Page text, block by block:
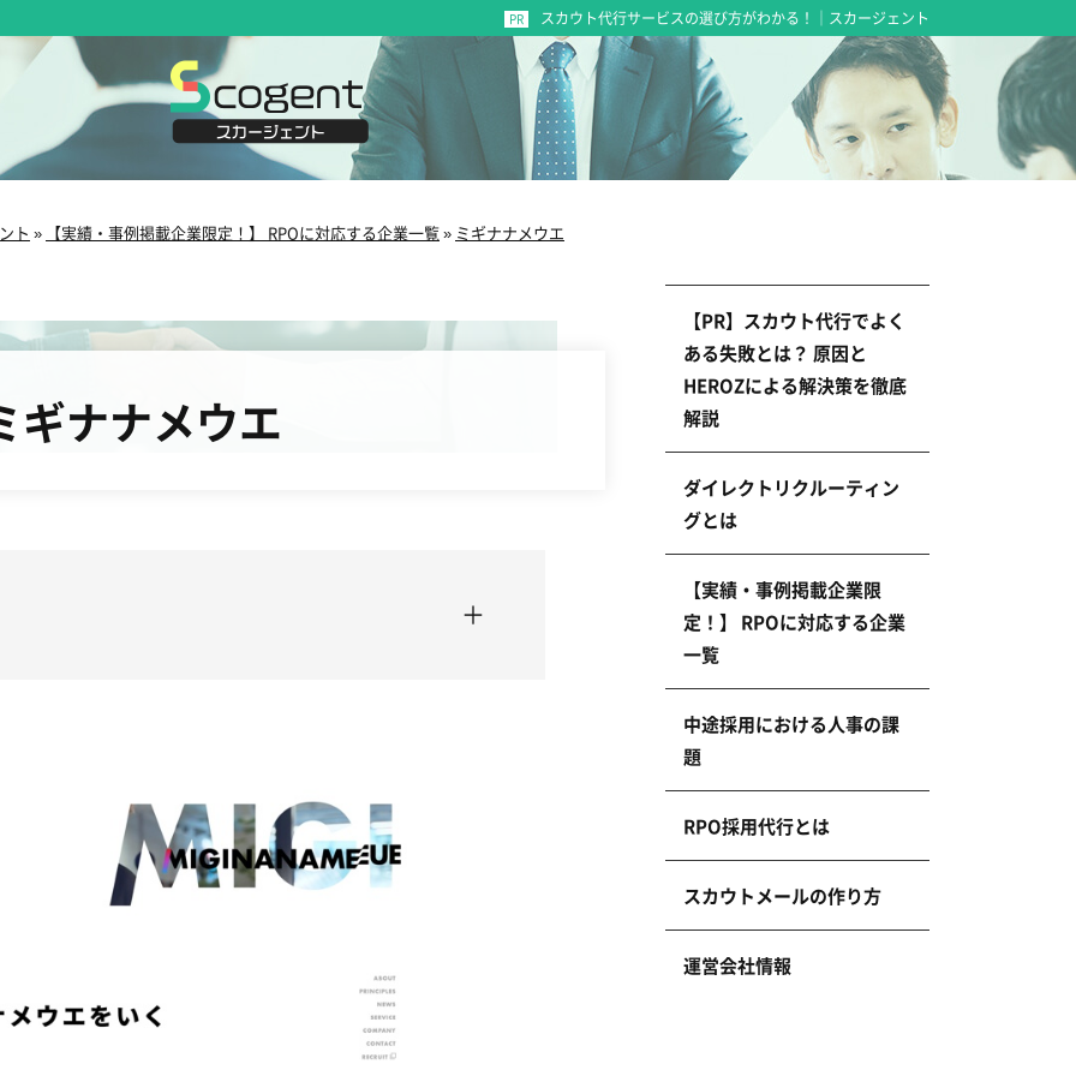
スカウト代行サービスの選び方がわかる！｜スカージェント
ト » 【実績・事例掲載企業限定！】 RPOに対応する企業一覧» ミギナナメウエ
ギナナメウエ
【PR】スカウト代行でよく
ある失敗とは？ 原因と
HEROZによる解決策を徹底
解説
ダイレクトリクルーティン
グとは
【実績・事例掲載企業限
定！】 RPOに対応する企業
一覧
中途採用における人事の課
題
RPO採用代行とは
スカウトメールの作り方
運営会社情報